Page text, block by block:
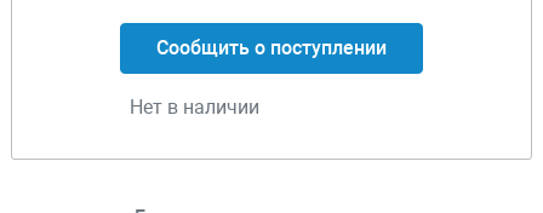
Сообщить о поступлении
Нет в наличии